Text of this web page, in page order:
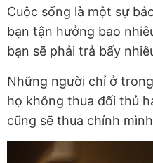
Cuộc sống là một sự
bạn tận hưởng bao
bạn sẽ phải trả bấy
Những người chỉ ở
họ không thua đối thủ
cũng sẽ thua chính